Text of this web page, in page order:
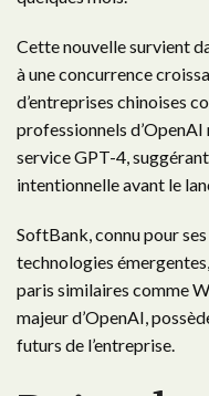
Cette nouvelle survient
à une concurrence
d’entreprises chinoises
professionnels
service GPT-4,
intentionnelle avant le
SoftBank, connu pour
technologies
paris similaires comme
majeur d’OpenAI,
futurs de l’entreprise.